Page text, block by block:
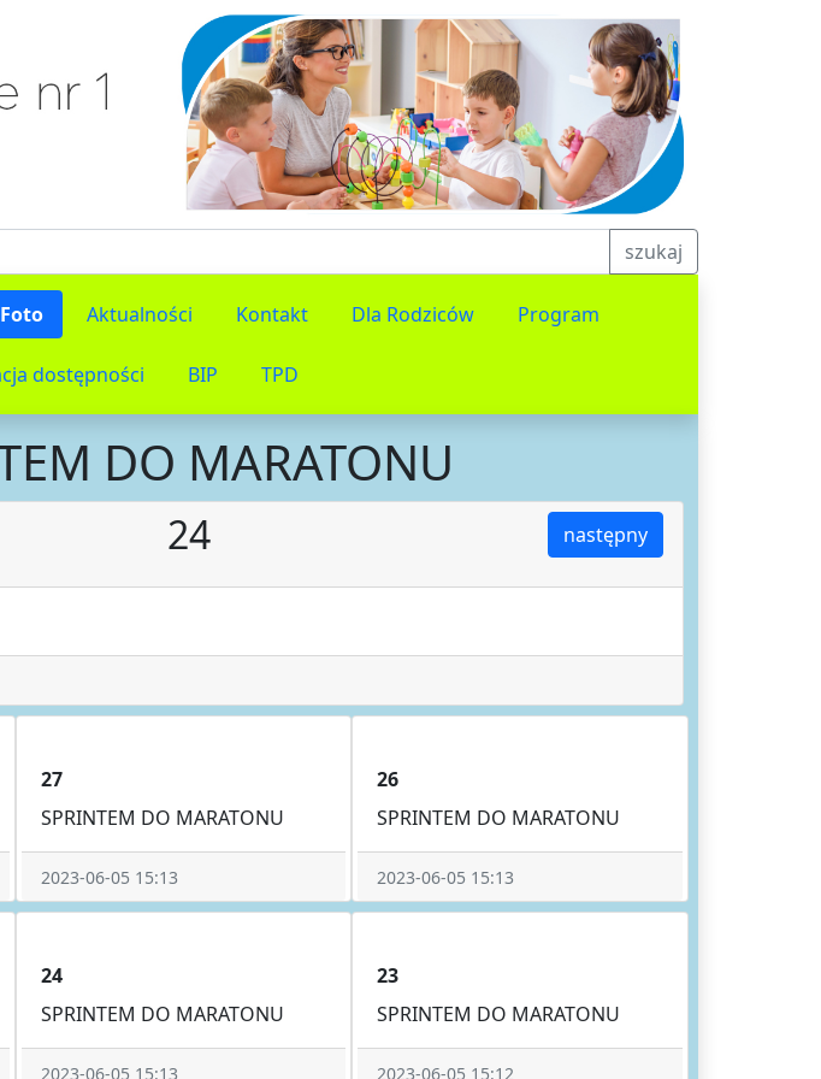
szukaj
Foto Aktualności Kontakt Dla Rodziców Program
dostępności BIP TPD
DO MARATONU
następny
24
27
SPRINTEM DO MARATONU
2023-06-05 15:13
26
SPRINTEM DO MARATONU
2023-06-05 15:13
24
SPRINTEM DO MARATONU
2023-06-05 15:13
23
SPRINTEM DO MARATONU
2023-06-05 15:12